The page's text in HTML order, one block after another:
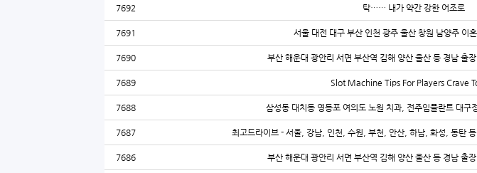
7692 탁…… 내가 약간 강한 어조로
7691 서울 대전 대구 부산 인천 광주 울산 창원 남양주 이
7690 부산 해운대 광안리 서면 부산역 김해 양산 울산 등 경남 출
7689 Slot Machine Tips For Players Crave
7688 삼성동 대치동 영등포 여의도 노원 치과, 전주임플란트 대구
7687 최고드라이브 - 서울, 강남, 인천, 수원, 부천, 안산, 하남, 화성, 동탄
7686 부산 해운대 광안리 서면 부산역 김해 양산 울산 등 경남 출